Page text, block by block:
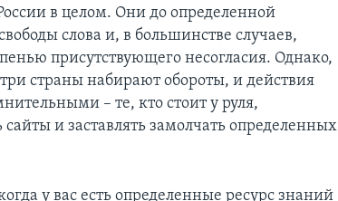
в целом. Они до определенной
слова и, в большинстве случаев,
присутствующего несогласия. Однако,
страны набирают обороты, и действия
– те, кто стоит у руля,
и заставлять замолчать определенных
у вас есть определенные ресурс знаний